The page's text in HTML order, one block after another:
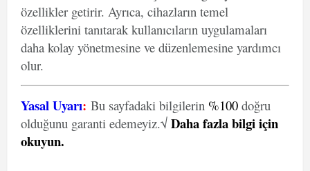
özellikler getirir. Ayrıca, cihazların temel
özelliklerini tanıtarak kullanıcıların uygulamaları
daha kolay yönetmesine ve düzenlemesine yardımcı
olur.
Yasal Uyarı: Bu sayfadaki bilgilerin %100 doğru
olduğunu garanti edemeyiz.√ Daha fazla bilgi için
okuyun.